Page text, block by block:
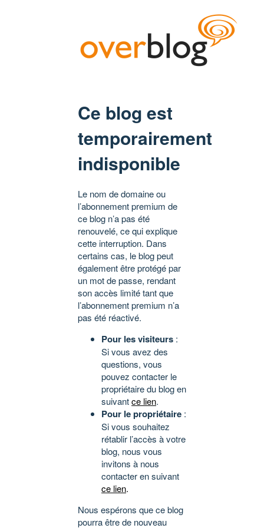
Ce blog est
temporairement
indisponible
Le nom de domaine ou
l’abonnement premium de
ce blog n’a pas été
renouvelé, ce qui explique
cette interruption. Dans
certains cas, le blog peut
également être protégé par
un mot de passe, rendant
son accès limité tant que
l’abonnement premium n’a
pas été réactivé.
Pour les visiteurs :
Si vous avez des
questions, vous
pouvez contacter le
propriétaire du blog en
suivantce lien.
Pour le propriétaire :
Si vous souhaitez
rétablir l’accès à votre
blog, nous vous
invitons à nous
contacter en suivant
ce lien.
Nous espérons que ce blog
pourra être de nouveau